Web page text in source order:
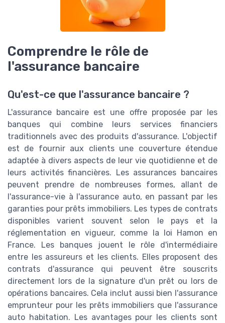
Comprendre le rôle de
l'assurance bancaire
Qu'est-ce que l'assurance bancaire ?
L'assurance bancaire est une offre proposée par les
banques qui combine leurs services financiers
traditionnels avec des produits d'assurance. L'objectif
est de fournir aux clients une couverture étendue
adaptée à divers aspects de leur vie quotidienne et de
leurs activités financières. Les assurances bancaires
peuvent prendre de nombreuses formes, allant de
l'assurance-vie à l'assurance auto, en passant par les
garanties pour prêts immobiliers. Les types de contrats
disponibles varient souvent selon le pays et la
réglementation en vigueur, comme la loi Hamon en
France. Les banques jouent le rôle d'intermédiaire
entre les assureurs et les clients. Elles proposent des
contrats d'assurance qui peuvent être souscrits
directement lors de la signature d'un prêt ou lors de
opérations bancaires. Cela inclut aussi bien l'assurance
emprunteur pour les prêts immobiliers que l'assurance
auto habitation. Les avantages pour les clients sont